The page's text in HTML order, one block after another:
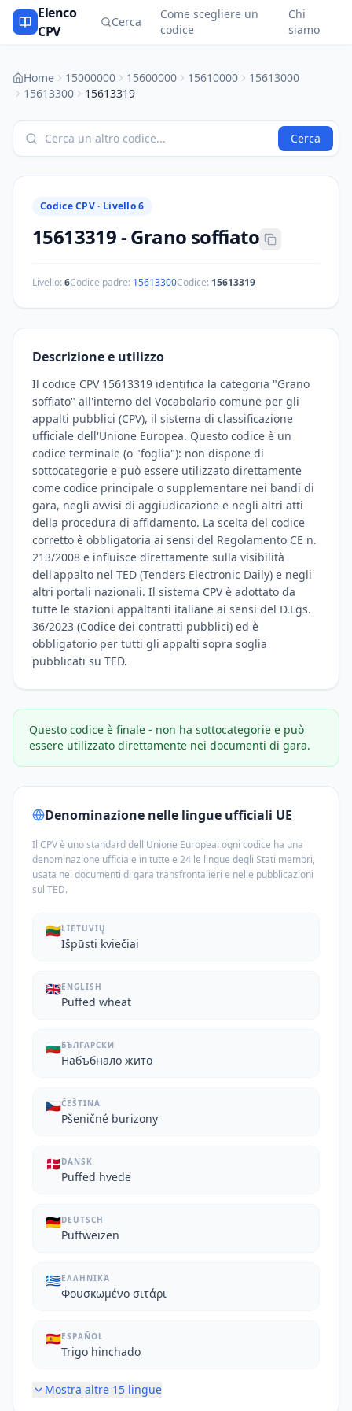
Elenco
CPV
Cerca
Come scegliere un
codice
Chi
siamo
Home 15000000 15600000 15610000
15613000
15613300
15613319
Cerca
Codice CPV · Livello 6
15613319-Grano soffiato
Livello:6Codice padre: 15613300Codice: 15613319
Descrizione e utilizzo
Il codice CPV 15613319 identifica la categoria "Grano
soffiato" all'interno del Vocabolario comune per gli
appalti pubblici (CPV), il sistema di classificazione
ufficiale dell'Unione Europea. Questo codice è un
codice terminale (o "foglia"): non dispone di
sottocategorie e può essere utilizzato direttamente
come codice principale o supplementare nei bandi di
gara, negli avvisi di aggiudicazione e negli altri atti
della procedura di affidamento. La scelta del codice
corretto è obbligatoria ai sensi del Regolamento CE n.
213/2008 e influisce direttamente sulla visibilità
dell'appalto nel TED (Tenders Electronic Daily) e negli
altri portali nazionali. Il sistema CPV è adottato da
tutte le stazioni appaltanti italiane ai sensi del D.Lgs.
36/2023 (Codice dei contratti pubblici) ed è
obbligatorio per tutti gli appalti sopra soglia
pubblicati su TED.
Questo codice è finale - non ha sottocategorie e può
essere utilizzato direttamente nei documenti di gara.
Denominazione nelle lingue ufficiali UE
Il CPV è uno standard dell'Unione Europea: ogni codice ha una
denominazione ufficiale in tutte e 24 le lingue degli Stati membri,
usata nei documenti di gara transfrontalieri e nelle pubblicazioni
sul TED.
🇱🇹LIETUVIŲ
Išpūsti kviečiai
🇬🇧ENGLISH
Puffed wheat
🇧🇬БЪЛГАРСКИ
Набъбнало жито
🇨🇿ČEŠTINA
Pšeničné burizony
🇩🇰 DANSK
Puffed hvede
🇩🇪DEUTSCH
Puffweizen
🇬🇷ΕΛΛΗΝΙΚΆ
Φουσκωμένο σιτάρι
🇪🇸ESPAÑOL
Trigo hinchado
Mostra altre 15 lingue